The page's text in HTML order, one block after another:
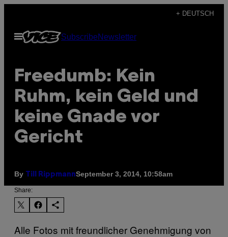
content
+ DEUTSCH
Open
Menu
SubscribeNewsletter
Freedumb: Kein
Ruhm, kein Geld und
keine Gnade vor
Gericht
By Till RippmannSeptember 3, 2014, 10:58am
Share:
Alle Fotos mit freundlicher Genehmigung von